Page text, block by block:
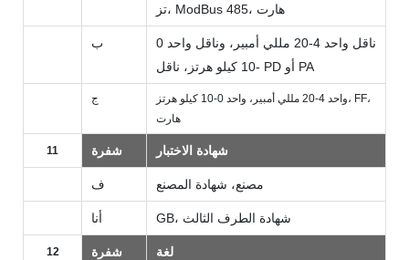
تز، ModBus 485، هارت
ب
ناقل واحد 4-20 مللي أمبير، وناقل واحد 0
-10 كيلو هرتز، ناقل PD أو PA
ج
واحد 4-20 مللي أمبير، واحد 0-10 كيلو هرتز، FF،
هارت
11 شفرة شهادة الاختبار
ف مصنع، شهادة المصنع
أنا GB، شهادة الطرف الثالث
12 شفرة لغة